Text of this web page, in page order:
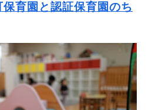
育園と認証保育園のち